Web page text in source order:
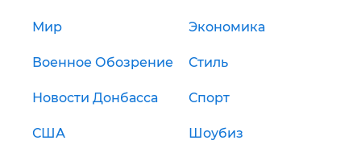
Мир Экономика
Военное Обозрение Стиль
Новости Донбасса Спорт
США Шоубиз